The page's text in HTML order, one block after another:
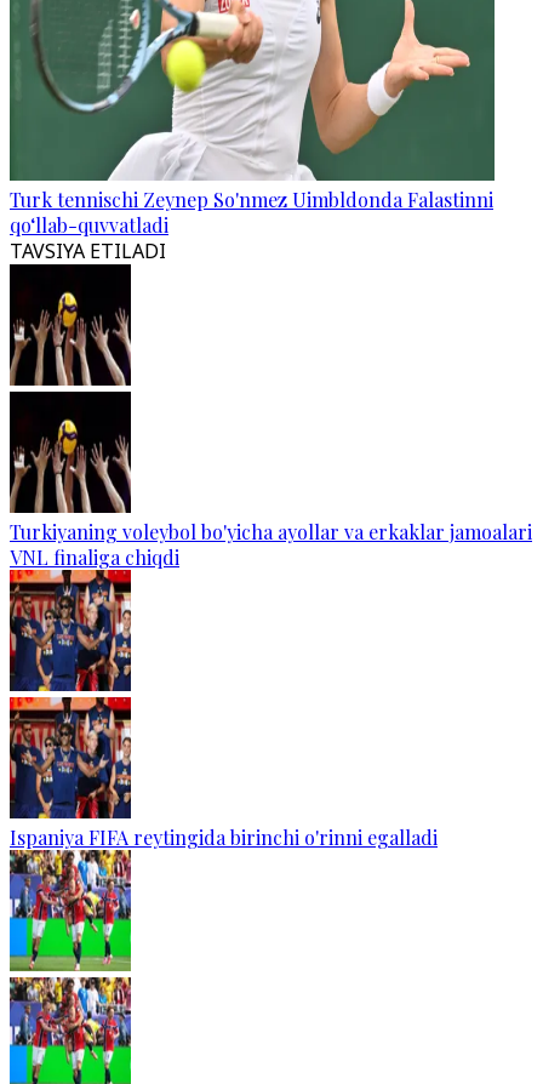
Turk tennischi Zeynep So'nmez Uimbldonda Falastinni
qo‘llab-quvvatladi
TAVSIYA ETILADI
Turkiyaning voleybol bo'yicha ayollar va erkaklar jamoalari
VNL finaliga chiqdi
Ispaniya FIFA reytingida birinchi o'rinni egalladi